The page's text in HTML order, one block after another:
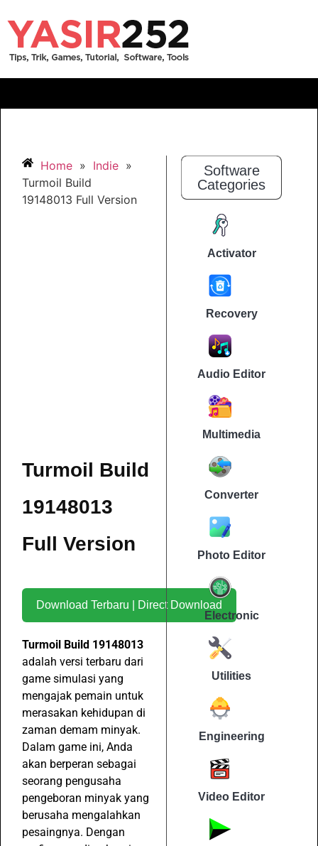
Home » Indie »
Turmoil Build
19148013 Full Version
Turmoil Build
19148013
Full Version
Download Terbaru | Direct Download
Turmoil Build 19148013
adalah versi terbaru dari
game simulasi yang
mengajak pemain untuk
merasakan kehidupan di
zaman demam minyak.
Dalam game ini, Anda
akan berperan sebagai
seorang pengusaha
pengeboran minyak yang
berusaha mengalahkan
pesaingnya. Dengan
Software
Categories
Activator
Recovery
Audio Editor
Multimedia
Converter
Photo Editor
Electronic
Utilities
Engineering
Video Editor